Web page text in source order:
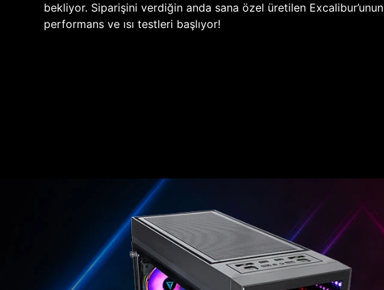
bekliyor. Siparişini verdiğin anda sana özel üretilen Excalibur’unun
performans ve ısı testleri başlıyor!